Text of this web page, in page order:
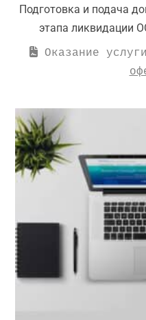
Подготовка и подача
этапа ликвидации
Оказание